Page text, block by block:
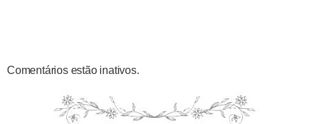
Comentários estão inativos.